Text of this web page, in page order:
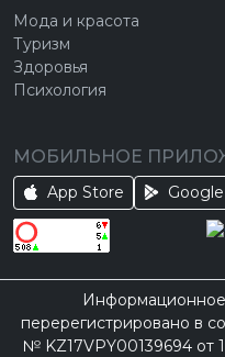
Мода и красота
Туризм
Здоровья
Психология
МОБИЛЬНОЕ
App Store
Информационное
перерегистрировано в
№ KZ17VPY00139694 от